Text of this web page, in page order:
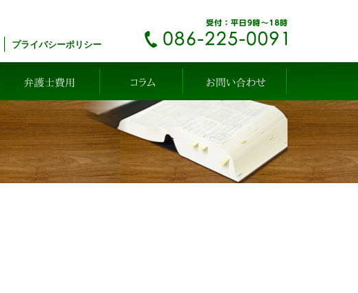
プライバシーポリシー
弁護士費用 コラム お問い合わせ